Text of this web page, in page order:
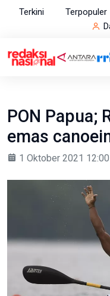
Terkini Terpopuler
PON Papua;
emas
1 Oktober 2021